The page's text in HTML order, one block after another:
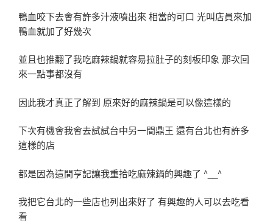
鴨血咬下去會有許多汁液噴出來 相當的可口 光叫店員來加
鴨血就加了好幾次
並且也推翻了我吃麻辣鍋就容易拉肚子的刻板印象 那次回
來一點事都沒有
因此我才真正了解到 原來好的麻辣鍋是可以像這樣的
下次有機會我會去試試台中另一間鼎王 還有台北也有許多
這樣的店
都是因為這間亨記讓我重拾吃麻辣鍋的興趣了 ^__^
我把它台北的一些店也列出來好了 有興趣的人可以去吃看
看